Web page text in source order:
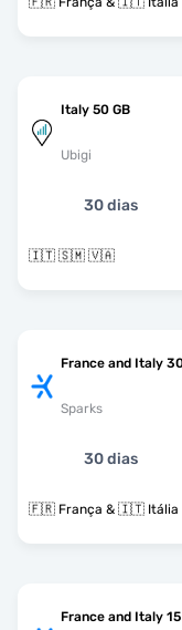
Italy 50 GB
Ubigi
30 dias
🇮🇹 🇸🇲 🇻🇦
France and Italy
Sparks
30 dias
🇫🇷 França & 🇮🇹 Itália
France and Italy 15